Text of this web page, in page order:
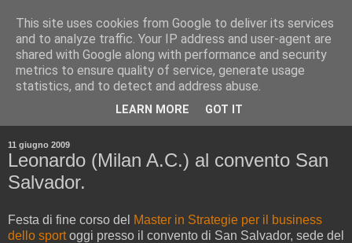
11 giugno 2009
Leonardo (Milan A.C.) al convento San
Salvador.
Festa di fine corso del Master in Strategie per il business
dello sportoggi presso il convento di San Salvador, sede del
This site uses cookies from Google to deliver its services
and to analyze traffic. Your IP address and user-agent are
shared with Google along with performance and security
metrics to ensure quality of service, generate usage
statistics, and to detect and address abuse.
LEARN MORE GOT IT